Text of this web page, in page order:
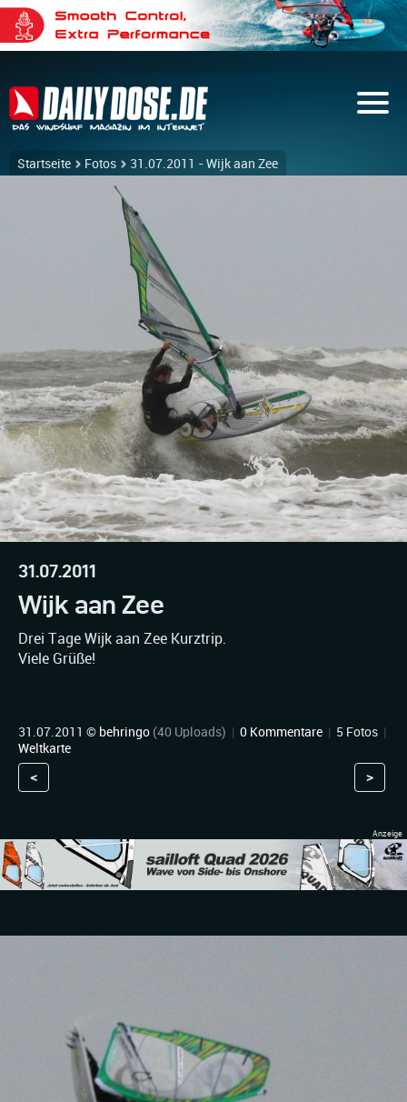
Startseite Fotos 31.07.2011 - Wijk aan Zee
31.07.2011
Wijk aan Zee
Drei Tage Wijk aan Zee Kurztrip.
Viele Grüße!
31.07.2011 © behringo (40 Uploads) | 0 Kommentare | 5 Fotos |
Weltkarte
< >